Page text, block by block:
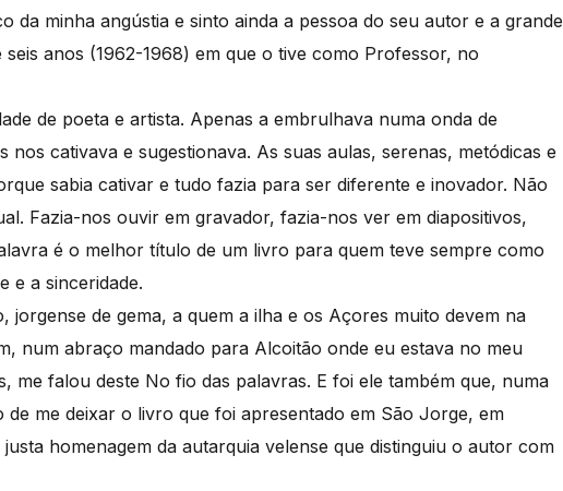
da minha angústia e sinto ainda a pessoa do seu autor e a grande
anos (1962-1968) em que o tive como Professor, no
de poeta e artista. Apenas a embrulhava numa onda de
nos cativava e sugestionava. As suas aulas, serenas, metódicas e
sabia cativar e tudo fazia para ser diferente e inovador. Não
Fazia-nos ouvir em gravador, fazia-nos ver em diapositivos,
é o melhor título de um livro para quem teve sempre como
e a sinceridade.
jorgense de gema, a quem a ilha e os Açores muito devem na
num abraço mandado para Alcoitão onde eu estava no meu
me falou deste No fio das palavras. E foi ele também que, numa
me deixar o livro que foi apresentado em São Jorge, em
homenagem da autarquia velense que distinguiu o autor com